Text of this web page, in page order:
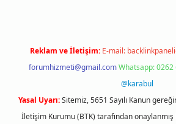
Reklam ve İletişim: E-mail:
forumhizmeti@gmail.comWhatsapp: 0262
@karabul
Yasal Uyarı:Sitemiz, 5651 Sayılı Kanun
İletişim Kurumu (BTK) tarafından onaylanmış